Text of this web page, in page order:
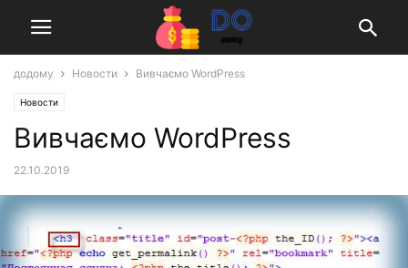
додому Новости Вивчаємо WordPress
Новости
Вивчаємо WordPress
22.10.2019